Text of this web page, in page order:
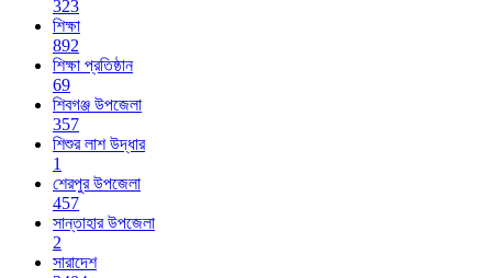
323
শিক্ষা
892
শিক্ষা প্রতিষ্ঠান
69
শিবগঞ্জ উপজেলা
357
শিশুর লাশ উদ্ধার
1
শেরপুর উপজেলা
457
সান্তাহার উপজেলা
2
সারাদেশ